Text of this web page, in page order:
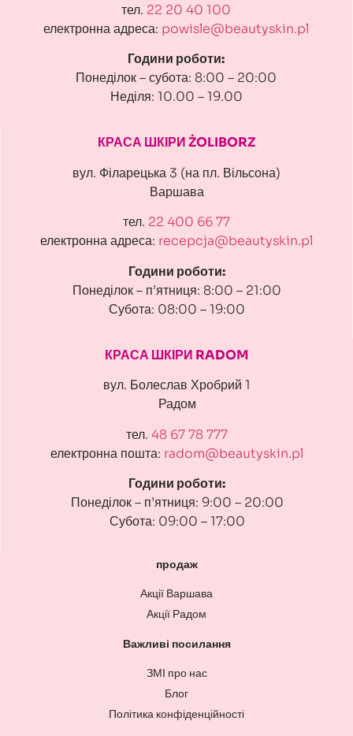
тел. 22 20 40 100
електронна адреса: powisle@beautyskin.pl
Години роботи:
Понеділок – субота: 8:00 – 20:00
Неділя: 10.00 – 19.00
КРАСА ШКІРИ ŻOLIBORZ
вул. Філарецька 3 (на пл. Вільсона)
Варшава
тел. 22 400 66 77
електронна адреса: recepcja@beautyskin.pl
Години роботи:
Понеділок – п’ятниця: 8:00 – 21:00
Субота: 08:00 – 19:00
КРАСА ШКІРИ RADOM
вул. Болеслав Хробрий 1
Радом
тел. 48 67 78 777
електронна пошта: radom@beautyskin.pl
Години роботи:
Понеділок – п’ятниця: 9:00 – 20:00
Субота: 09:00 – 17:00
продаж
Акції Варшава
Акції Радом
Важливі посилання
ЗМІ про нас
Блог
Політика конфіденційності